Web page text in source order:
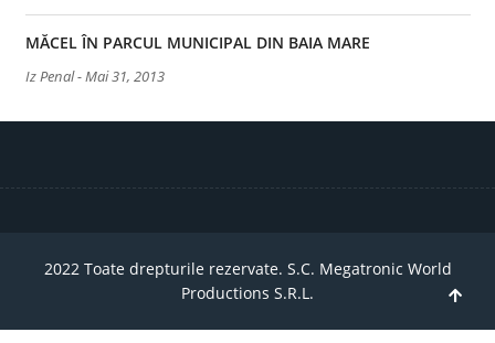
MĂCEL ÎN PARCUL MUNICIPAL DIN BAIA MARE
Iz Penal-Mai 31, 2013
2022 Toate drepturile rezervate. S.C. Megatronic World
Productions S.R.L.